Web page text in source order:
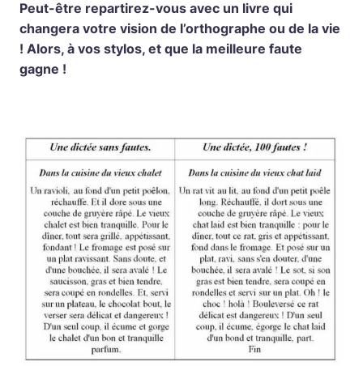
Peut-être repartirez-vous avec un livre qui
changera votre vision de l’orthographe ou de la vie
! Alors, à vos stylos, et que la meilleure faute
gagne !